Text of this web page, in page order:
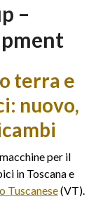
–
terra e
nuovo,
per il
in Toscana e
Tuscanese(VT).